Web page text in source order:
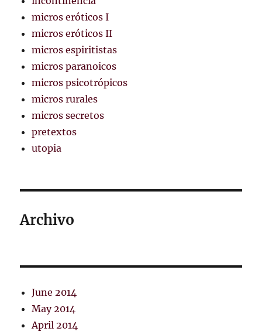
micros eróticos I
micros eróticos II
micros espiritistas
micros paranoicos
micros psicotrópicos
micros rurales
micros secretos
pretextos
utopia
Archivo
June 2014
May 2014
April 2014